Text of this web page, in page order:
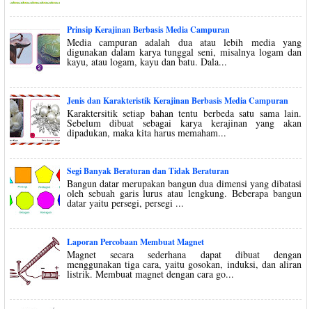
Prinsip Kerajinan Berbasis Media Campuran
Media campuran adalah dua atau lebih media yang
digunakan dalam karya tunggal seni, misalnya logam dan
kayu, atau logam, kayu dan batu. Dala...
Jenis dan Karakteristik Kerajinan Berbasis Media Campuran
Karaktersitik setiap bahan tentu berbeda satu sama lain.
Sebelum dibuat sebagai karya kerajinan yang akan
dipadukan, maka kita harus memaham...
Segi Banyak Beraturan dan Tidak Beraturan
Bangun datar merupakan bangun dua dimensi yang dibatasi
oleh sebuah garis lurus atau lengkung. Beberapa bangun
datar yaitu persegi, persegi ...
Laporan Percobaan Membuat Magnet
Magnet secara sederhana dapat dibuat dengan
menggunakan tiga cara, yaitu gosokan, induksi, dan aliran
listrik. Membuat magnet dengan cara go...